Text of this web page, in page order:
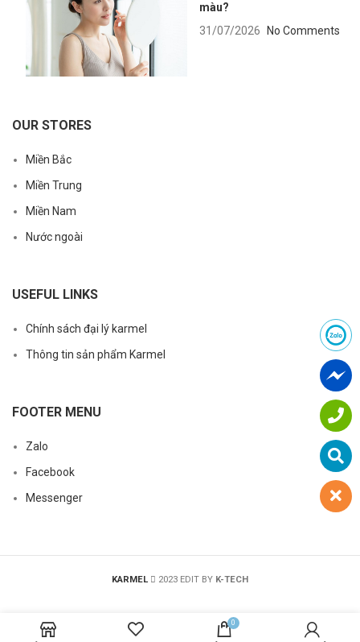
màu?
31/07/2026
No Comments
OUR STORES
Miền Bắc
Miền Trung
Miền Nam
Nước ngoài
USEFUL LINKS
Chính sách đại lý karmel
Thông tin sản phẩm Karmel
FOOTER MENU
Zalo
Facebook
Messenger
KARMEL 2023 EDIT BY K-TECH
0